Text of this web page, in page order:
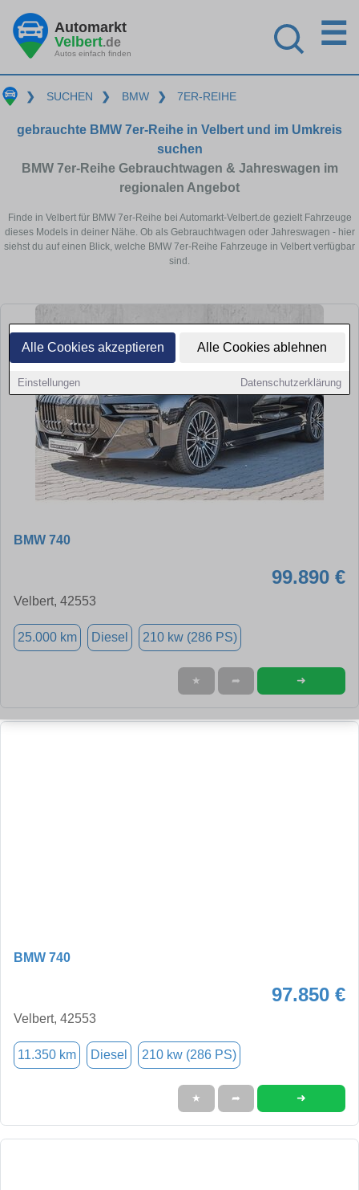
Alle Cookies akzeptieren Alle Cookies ablehnen
Einstellungen Datenschutzerklärung
Automarkt
Velbert.de
Autos einfach finden
☰
❯ SUCHEN ❯ BMW ❯ 7ER-REIHE
gebrauchte BMW 7er-Reihe in Velbert und im Umkreis
suchen
BMW 7er-Reihe Gebrauchtwagen & Jahreswagen im
regionalen Angebot
Finde in Velbert für BMW 7er-Reihe bei Automarkt-Velbert.de gezielt Fahrzeuge
dieses Models in deiner Nähe. Ob als Gebrauchtwagen oder Jahreswagen - hier
siehst du auf einen Blick, welche BMW 7er-Reihe Fahrzeuge in Velbert verfügbar
sind.
BMW 740
99.890 €
Velbert, 42553
25.000 km Diesel 210 kw (286 PS)
★ ➦ ➜
BMW 740
97.850 €
Velbert, 42553
11.350 km Diesel 210 kw (286 PS)
★ ➦ ➜